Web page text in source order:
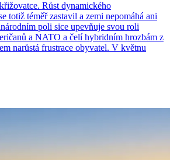
Růst dynamického
totiž téměř zastavil a zemi nepomáhá ani
poli sice upevňuje svou roli
a NATO a čelí hybridním hrozbám z
narůstá frustrace obyvatel. V květnu